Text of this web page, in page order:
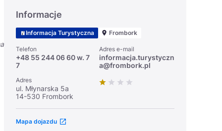
Turystyczne
日本語
Svenska
Informacje
Informacja Turystyczna Frombork
Telefon
+48 55 244 06 60 w. 7
7
Adres e-mail
informacja.turystyczn
a@frombork.pl
Adres
ul. Młynarska 5a
14-530 Frombork
Mapa dojazdu